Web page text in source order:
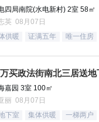
四局南院(水电新村) 2室 58㎡
英 08月07日
供暖 证满五年 唯一住房
嘉园 3室 100㎡
丽 08月07日
下室 集体供暖 一梯两户